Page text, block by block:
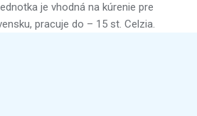
je vhodná na kúrenie pre
pracuje do – 15 st. Celzia.